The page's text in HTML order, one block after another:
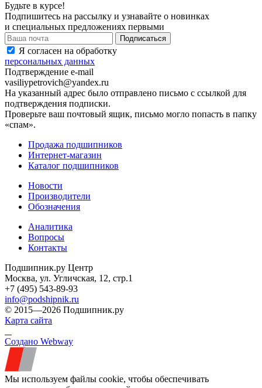
Будьте в курсе!
Подпишитесь на рассылку и узнавайте о новинках
и специальных предложениях первыми
Я согласен на обработку
персональных данных
Подтверждение e-mail
vasiliypetrovich@yandex.ru
На указанный адрес было отправлено письмо с ссылкой для
подтверждения подписки.
Проверьте ваш почтовый ящик, письмо могло попасть в папку
«спам».
Продажа подшипников
Интернет-магазин
Каталог подшипников
Новости
Производители
Обозначения
Аналитика
Вопросы
Контакты
Подшипник.ру Центр
Москва, ул. Угличская, 12, стр.1
+7 (495) 543-89-93
info@podshipnik.ru
© 2015—2026 Подшипник.ру
Карта сайта
Создано Webway
Мы используем файлы cookie, чтобы обеспечивать